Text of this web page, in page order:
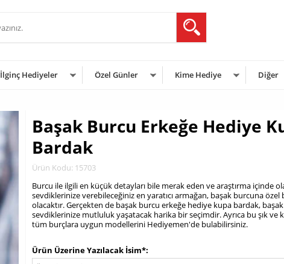
İlginç Hediyeler Özel Günler Kime Hediye Diğer
Başak Burcu Erkeğe Hediye
Bardak
Ürün Kodu: 15703
Burcu ile ilgili en küçük detayları bile merak eden ve araştırma içinde
sevdiklerinize verebileceğiniz en yaratıcı armağan, başak burcuna özel
olacaktır. Gerçekten de başak burcu erkeğe hediye kupa bardak,
sevdiklerinize mutluluk yaşatacak harika bir seçimdir. Ayrıca bu şık ve
tüm burçlara uygun modellerini Hediyemen'de bulabilirsiniz.
Ürün Üzerine Yazılacak İsim*